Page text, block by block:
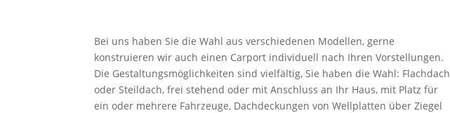
Bei uns haben Sie die Wahl aus verschiedenen Modellen, gerne
konstruieren wir auch einen Carport individuell nach Ihren Vorstellungen.
Die Gestaltungsmöglichkeiten sind vielfältig, Sie haben die Wahl: Flachdach
oder Steildach, frei stehend oder mit Anschluss an Ihr Haus, mit Platz für
ein oder mehrere Fahrzeuge, Dachdeckungen von Wellplatten über Ziegel